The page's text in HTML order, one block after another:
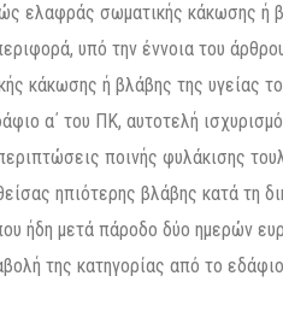
ελαφράς σωματικής κάκωσης ή
υπό την έννοια του
κάκωσης ή βλάβης της υγείας
α΄ του ΠΚ, αυτοτελή
ποινής φυλάκισης
ηπιότερης βλάβης κατά τη
ήδη μετά πάροδο δύο ημερών
της κατηγορίας από το